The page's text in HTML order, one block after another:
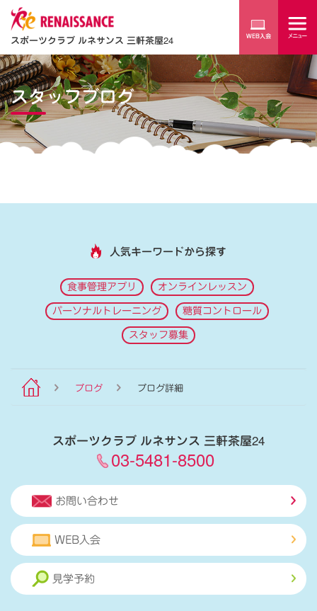
スポーツクラブ ルネサンス 三軒茶屋24
スタッフブログ
人気キーワードから探す
食事管理アプリ オンラインレッスン
パーソナルトレーニング 糖質コントロール
スタッフ募集
ブログ ブログ詳細
スポーツクラブ ルネサンス 三軒茶屋24
03-5481-8500
お問い合わせ
WEB入会
見学予約